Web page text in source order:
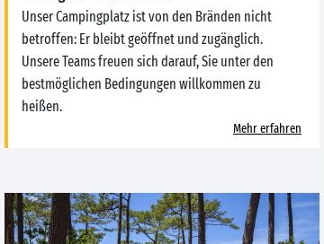
Unser Campingplatz ist von den Bränden nicht
betroffen: Er bleibt geöffnet und zugänglich.
Unsere Teams freuen sich darauf, Sie unter den
bestmöglichen Bedingungen willkommen zu
heißen.
Mehr erfahren